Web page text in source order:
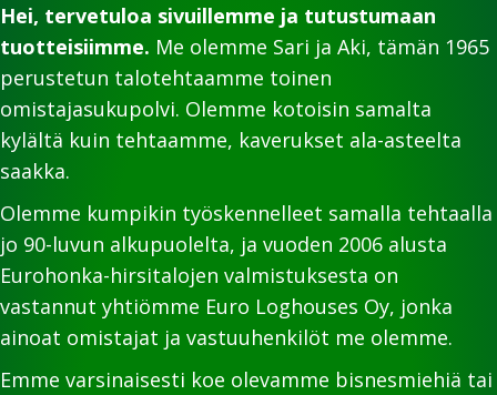
Hei, tervetuloa sivuillemme ja tutustumaan
tuotteisiimme. Me olemme Sari ja Aki, tämän 1965
perustetun talotehtaamme toinen
omistajasukupolvi. Olemme kotoisin samalta
kylältä kuin tehtaamme, kaverukset ala-asteelta
saakka.
Olemme kumpikin työskennelleet samalla tehtaalla
jo 90-luvun alkupuolelta, ja vuoden 2006 alusta
Eurohonka-hirsitalojen valmistuksesta on
vastannut yhtiömme Euro Loghouses Oy, jonka
ainoat omistajat ja vastuuhenkilöt me olemme.
Emme varsinaisesti koe olevamme bisnesmiehiä tai